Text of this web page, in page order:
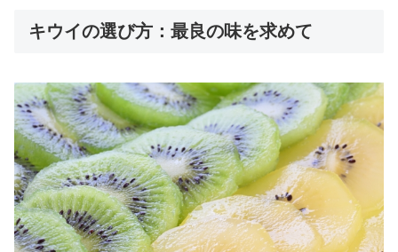
キウイの選び方：最良の味を求めて